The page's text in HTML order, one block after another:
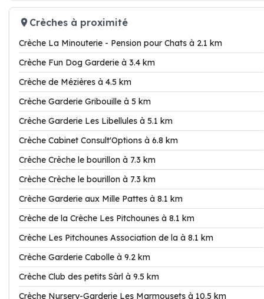
Crèches à proximité
Crèche La Minouterie - Pension pour Chats à 2.1 km
Crèche Fun Dog Garderie à 3.4 km
Crèche de Mézières à 4.5 km
Crèche Garderie Gribouille à 5 km
Crèche Garderie Les Libellules à 5.1 km
Crèche Cabinet Consult'Options à 6.8 km
Crèche Crèche le bourillon à 7.3 km
Crèche Crèche le bourillon à 7.3 km
Crèche Garderie aux Mille Pattes à 8.1 km
Crèche de la Crèche Les Pitchounes à 8.1 km
Crèche Les Pitchounes Association de la à 8.1 km
Crèche Garderie Cabolle à 9.2 km
Crèche Club des petits Sàrl à 9.5 km
Crèche Nursery-Garderie Les Marmousets à 10.5 km